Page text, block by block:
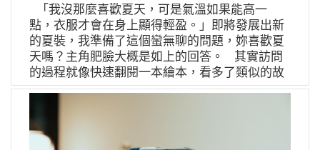
光充沛，盛產橄欖，台灣陶藝創作者陳向榮以馬
賽為靈感，純手作雕塑的皂盤，線條有機的形
體，即是陽光下橄欖葉的光影，也是幾艘徜徉在
港灣的船隻。365 天的純手作皂盤花色各異，按
不同月份呈現出四季遞嬗的釉彩，分別結合亮光
與霧面處理，春夏粉嫩亮麗，秋冬寧靜沉穩，有
部皆以鉛字刻印每一天的日期，讓每個皂盤都能
代表一個特別的日子。皂盤除了盛放馬賽皂，無
「我沒那麼喜歡夏天，可是氣溫如果能高一
點，衣服才會在身上顯得輕盈。」即將發展出新
的夏裝，我準備了這個蠻無聊的問題，妳喜歡夏
天嗎？主角肥臉大概是如上的回答。 其實訪問
的過程就像快速翻閱一本繪本，看多了類似的故
事，就盡量往更深處的寓意去發掘，她成立
念，經濟系畢業之後，報名了短期研修服裝設計
的基礎課程，爾後進入服裝公司當學徒修習了兩